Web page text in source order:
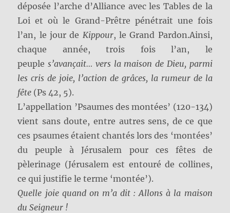
déposée l’arche d’Alliance avec les Tables de la
Loi et où le Grand-Prêtre pénétrait une fois
l’an, le jour de Kippour, le Grand Pardon.Ainsi,
chaque année, trois fois l’an, le
peuples’avançait… vers la maison de Dieu, parmi
les cris de joie, l’action de grâces, la rumeur de la
fête (Ps 42, 5).
L’appellation ’Psaumes des montées’ (120-134)
vient sans doute, entre autres sens, de ce que
ces psaumes étaient chantés lors des ‘montées’
du peuple à Jérusalem pour ces fêtes de
pèlerinage (Jérusalem est entouré de collines,
ce qui justifie le terme ‘montée’).
Quelle joie quand on m’a dit : Allons à la maison
du Seigneur !